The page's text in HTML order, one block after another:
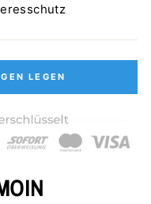
LEGEN